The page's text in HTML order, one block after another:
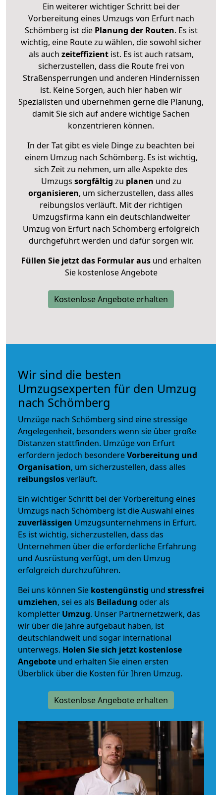
Ein weiterer wichtiger Schritt bei der
Vorbereitung eines Umzugs von Erfurt nach
Schömberg ist diePlanung der Routen. Es ist
wichtig, eine Route zu wählen, die sowohl sicher
als auch zeiteffizientist. Es ist auch ratsam,
sicherzustellen, dass die Route frei von
Straßensperrungen und anderen Hindernissen
ist. Keine Sorgen, auch hier haben wir
Spezialisten und übernehmen gerne die Planung,
damit Sie sich auf andere wichtige Sachen
konzentrieren können.
In der Tat gibt es viele Dinge zu beachten bei
einem Umzug nach Schömberg. Es ist wichtig,
sich Zeit zu nehmen, um alle Aspekte des
Umzugs sorgfältig zu planen und zu
organisieren, um sicherzustellen, dass alles
reibungslos verläuft. Mit der richtigen
Umzugsfirma kann ein deutschlandweiter
Umzug von Erfurt nach Schömberg erfolgreich
durchgeführt werden und dafür sorgen wir.
Füllen Sie jetzt das Formular ausund erhalten
Sie kostenlose Angebote
Kostenlose Angebote erhalten
Wir sind die besten
Umzugsexperten für den Umzug
nach Schömberg
Umzüge nach Schömberg sind eine stressige
Angelegenheit, besonders wenn sie über große
Distanzen stattfinden. Umzüge von Erfurt
erfordern jedoch besondereVorbereitung und
Organisation, um sicherzustellen, dass alles
reibungslosverläuft.
Ein wichtiger Schritt bei der Vorbereitung eines
Umzugs nach Schömberg ist die Auswahl eines
zuverlässigen Umzugsunternehmens in Erfurt.
Es ist wichtig, sicherzustellen, dass das
Unternehmen über die erforderliche Erfahrung
und Ausrüstung verfügt, um den Umzug
erfolgreich durchzuführen.
Bei uns können Sie kostengünstig und stressfrei
umziehen, sei es als Beiladung oder als
kompletter Umzug. Unser Partnernetzwerk, das
wir über die Jahre aufgebaut haben, ist
deutschlandweit und sogar international
unterwegs. Holen Sie sich jetzt kostenlose
Angebote und erhalten Sie einen ersten
Überblick über die Kosten für Ihren Umzug.
Kostenlose Angebote erhalten